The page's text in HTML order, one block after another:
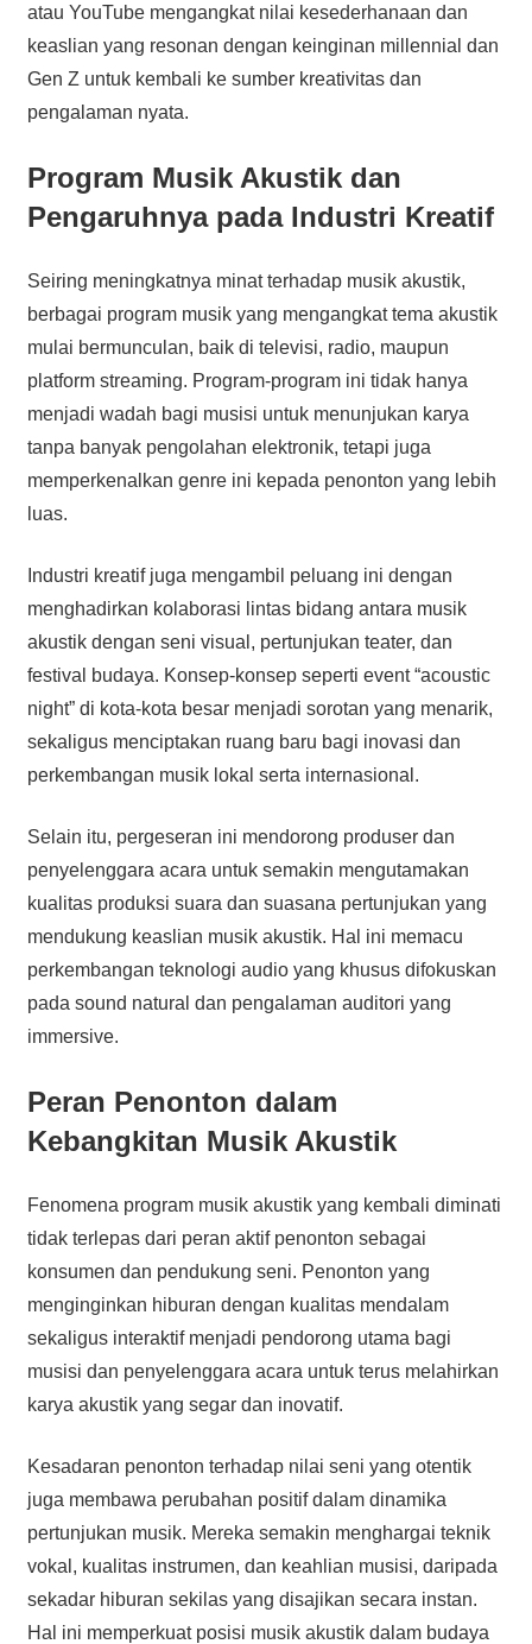
atau YouTube mengangkat nilai kesederhanaan dan
keaslian yang resonan dengan keinginan millennial dan
Gen Z untuk kembali ke sumber kreativitas dan
pengalaman nyata.
Program Musik Akustik dan
Pengaruhnya pada Industri Kreatif
Seiring meningkatnya minat terhadap musik akustik,
berbagai program musik yang mengangkat tema akustik
mulai bermunculan, baik di televisi, radio, maupun
platform streaming. Program-program ini tidak hanya
menjadi wadah bagi musisi untuk menunjukan karya
tanpa banyak pengolahan elektronik, tetapi juga
memperkenalkan genre ini kepada penonton yang lebih
luas.
Industri kreatif juga mengambil peluang ini dengan
menghadirkan kolaborasi lintas bidang antara musik
akustik dengan seni visual, pertunjukan teater, dan
festival budaya. Konsep-konsep seperti event “acoustic
night” di kota-kota besar menjadi sorotan yang menarik,
sekaligus menciptakan ruang baru bagi inovasi dan
perkembangan musik lokal serta internasional.
Selain itu, pergeseran ini mendorong produser dan
penyelenggara acara untuk semakin mengutamakan
kualitas produksi suara dan suasana pertunjukan yang
mendukung keaslian musik akustik. Hal ini memacu
perkembangan teknologi audio yang khusus difokuskan
pada sound natural dan pengalaman auditori yang
immersive.
Peran Penonton dalam
Kebangkitan Musik Akustik
Fenomena program musik akustik yang kembali diminati
tidak terlepas dari peran aktif penonton sebagai
konsumen dan pendukung seni. Penonton yang
menginginkan hiburan dengan kualitas mendalam
sekaligus interaktif menjadi pendorong utama bagi
musisi dan penyelenggara acara untuk terus melahirkan
karya akustik yang segar dan inovatif.
Kesadaran penonton terhadap nilai seni yang otentik
juga membawa perubahan positif dalam dinamika
pertunjukan musik. Mereka semakin menghargai teknik
vokal, kualitas instrumen, dan keahlian musisi, daripada
sekadar hiburan sekilas yang disajikan secara instan.
Hal ini memperkuat posisi musik akustik dalam budaya